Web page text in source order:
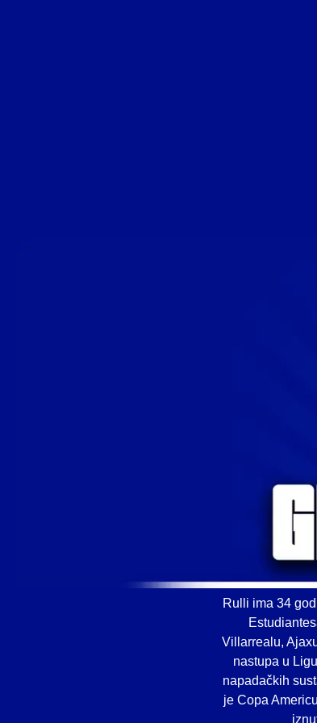
Rulli ima 34
Villarrealu,
nastupa u
napadačkih
je Copa